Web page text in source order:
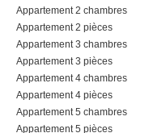
Appartement 2 chambres
Appartement 2 pièces
Appartement 3 chambres
Appartement 3 pièces
Appartement 4 chambres
Appartement 4 pièces
Appartement 5 chambres
Appartement 5 pièces